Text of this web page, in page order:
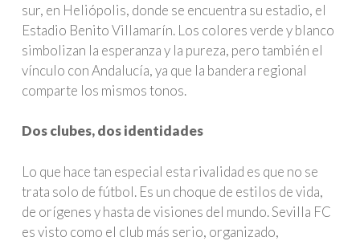
sur, en Heliópolis, donde se encuentra su estadio, el
Estadio Benito Villamarín. Los colores verde y blanco
simbolizan la esperanza y la pureza, pero también el
vínculo con Andalucía, ya que la bandera regional
comparte los mismos tonos.
Dos clubes, dos identidades
Lo que hace tan especial esta rivalidad es que no se
trata solo de fútbol. Es un choque de estilos de vida,
de orígenes y hasta de visiones del mundo. Sevilla FC
es visto como el club más serio, organizado,